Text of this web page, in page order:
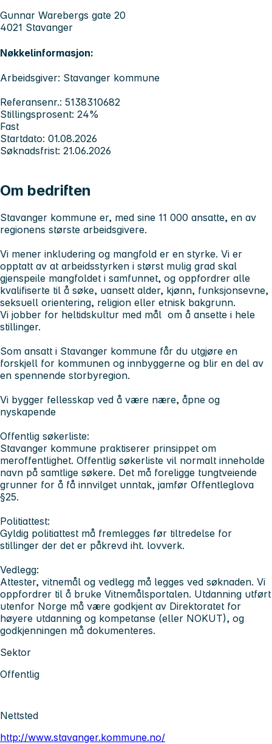
Gunnar Warebergs gate 20
4021 Stavanger
Nøkkelinformasjon:
Arbeidsgiver: Stavanger kommune
Referansenr.: 5138310682
Stillingsprosent: 24%
Fast
Startdato: 01.08.2026
Søknadsfrist: 21.06.2026
Om bedriften
Stavanger kommune er, med sine 11 000 ansatte, en av
regionens største arbeidsgivere.
Vi mener inkludering og mangfold er en styrke. Vi er
opptatt av at arbeidsstyrken i størst mulig grad skal
gjenspeile mangfoldet i samfunnet, og oppfordrer alle
kvalifiserte til å søke, uansett alder, kjønn, funksjonsevne,
seksuell orientering, religion eller etnisk bakgrunn.
Vi jobber for heltidskultur med mål om å ansette i hele
stillinger.
Som ansatt i Stavanger kommune får du utgjøre en
forskjell for kommunen og innbyggerne og blir en del av
en spennende storbyregion.
Vi bygger fellesskap ved å være nære, åpne og
nyskapende
Offentlig søkerliste:
Stavanger kommune praktiserer prinsippet om
meroffentlighet. Offentlig søkerliste vil normalt inneholde
navn på samtlige søkere. Det må foreligge tungtveiende
grunner for å få innvilget unntak, jamfør Offentleglova
§25.
Politiattest:
Gyldig politiattest må fremlegges før tiltredelse for
stillinger der det er påkrevd iht. lovverk.
Vedlegg:
Attester, vitnemål og vedlegg må legges ved søknaden. Vi
oppfordrer til å bruke Vitnemålsportalen. Utdanning utført
utenfor Norge må være godkjent av Direktoratet for
høyere utdanning og kompetanse (eller NOKUT), og
godkjenningen må dokumenteres.
Sektor
Offentlig
Nettsted
http://www.stavanger.kommune.no/